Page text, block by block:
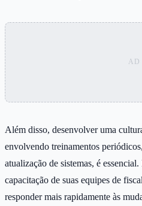
Além disso, desenvolver uma
envolvendo treinamentos
atualização de sistemas, é
capacitação de suas equipes de
responder mais rapidamente às